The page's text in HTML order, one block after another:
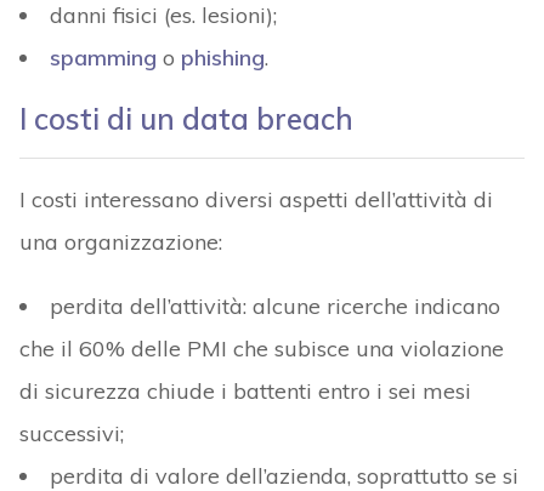
danni fisici (es. lesioni);
spamming o phishing.
I costi di un data breach
I costi interessano diversi aspetti dell’attività di
una organizzazione:
perdita dell’attività: alcune ricerche indicano
che il 60% delle PMI che subisce una violazione
di sicurezza chiude i battenti entro i sei mesi
successivi;
perdita di valore dell’azienda, soprattutto se si